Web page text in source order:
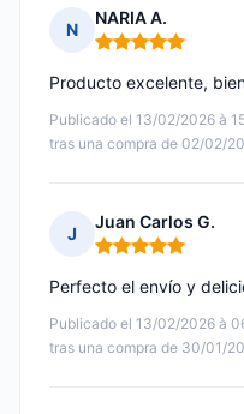
N
NARIA A.
Nota: 5 de 5
Publicado el 13/02/2026 à
tras una compra de 02/02/
Producto excelente,
J
Juan Carlos G.
Nota: 5 de 5
Publicado el 13/02/2026 à
tras una compra de 30/01/
Perfecto el envío y